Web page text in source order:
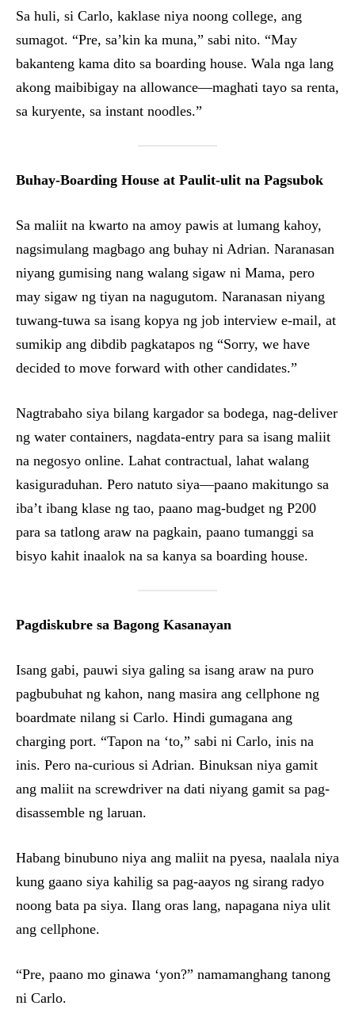
Sa huli, si Carlo, kaklase niya noong college, ang
sumagot. “Pre, sa’kin ka muna,” sabi nito. “May
bakanteng kama dito sa boarding house. Wala nga lang
akong maibibigay na allowance—maghati tayo sa renta,
sa kuryente, sa instant noodles.”
Buhay-Boarding House at Paulit-ulit na Pagsubok
Sa maliit na kwarto na amoy pawis at lumang kahoy,
nagsimulang magbago ang buhay ni Adrian. Naranasan
niyang gumising nang walang sigaw ni Mama, pero
may sigaw ng tiyan na nagugutom. Naranasan niyang
tuwang-tuwa sa isang kopya ng job interview e-mail, at
sumikip ang dibdib pagkatapos ng “Sorry, we have
decided to move forward with other candidates.”
Nagtrabaho siya bilang kargador sa bodega, nag-deliver
ng water containers, nagdata-entry para sa isang maliit
na negosyo online. Lahat contractual, lahat walang
kasiguraduhan. Pero natuto siya—paano makitungo sa
iba’t ibang klase ng tao, paano mag-budget ng P200
para sa tatlong araw na pagkain, paano tumanggi sa
bisyo kahit inaalok na sa kanya sa boarding house.
Pagdiskubre sa Bagong Kasanayan
Isang gabi, pauwi siya galing sa isang araw na puro
pagbubuhat ng kahon, nang masira ang cellphone ng
boardmate nilang si Carlo. Hindi gumagana ang
charging port. “Tapon na ‘to,” sabi ni Carlo, inis na
inis. Pero na-curious si Adrian. Binuksan niya gamit
ang maliit na screwdriver na dati niyang gamit sa pag-
disassemble ng laruan.
Habang binubuno niya ang maliit na pyesa, naalala niya
kung gaano siya kahilig sa pag-aayos ng sirang radyo
noong bata pa siya. Ilang oras lang, napagana niya ulit
ang cellphone.
“Pre, paano mo ginawa ‘yon?” namamanghang tanong
ni Carlo.